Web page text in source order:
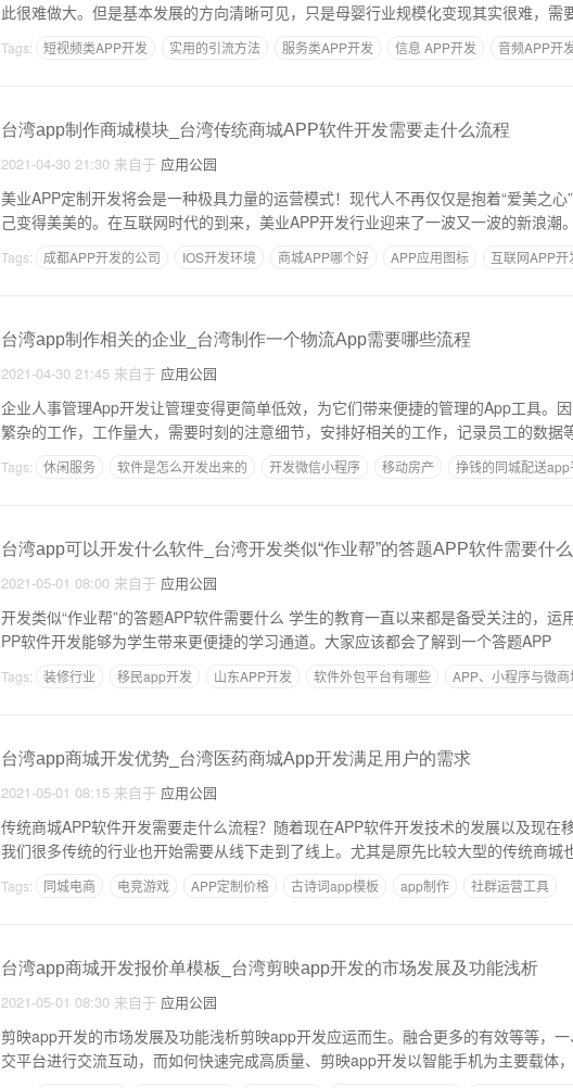
此很难做大。但是基本发展的方向清晰可见，只是母婴行业规模化变现其实很难，需
Tags: 短视频类APP开发 实用的引流方法 服务类APP开发 信息 APP开发 音频APP开
台湾app制作商城模块_台湾传统商城APP软件开发需要走什么流程
2021-04-30 21:30 来自于 应用公园
美业APP定制开发将会是一种极具力量的运营模式！现代人不再仅仅是抱着“爱美之心
己变得美美的。在互联网时代的到来，美业APP开发行业迎来了一波又一波的新浪潮
Tags: 成都APP开发的公司 IOS开发环境 商城APP哪个好 APP应用图标 互联网APP开
台湾app制作相关的企业_台湾制作一个物流App需要哪些流程
2021-04-30 21:45 来自于 应用公园
企业人事管理App开发让管理变得更简单低效，为它们带来便捷的管理的App工具。
繁杂的工作，工作量大，需要时刻的注意细节，安排好相关的工作，记录员工的数据
Tags: 休闲服务 软件是怎么开发出来的 开发微信小程序 移动房产 挣钱的同城配送app
台湾app可以开发什么软件_台湾开发类似“作业帮”的答题APP软件需要什么
2021-05-01 08:00 来自于 应用公园
开发类似“作业帮”的答题APP软件需要什么 学生的教育一直以来都是备受关注的，运用移动互联网时代下的答题A
PP软件开发能够为学生带来更便捷的学习通道。大家应该都会了解到一个答题APP
Tags: 装修行业 移民app开发 山东APP开发 软件外包平台有哪些 APP、小程序与微
台湾app商城开发优势_台湾医药商城App开发满足用户的需求
2021-05-01 08:15 来自于 应用公园
传统商城APP软件开发需要走什么流程？随着现在APP软件开发技术的发展以及现在
我们很多传统的行业也开始需要从线下走到了线上。尤其是原先比较大型的传统商城
Tags: 同城电商 电竞游戏 APP定制价格 古诗词app模板 app制作 社群运营工具
台湾app商城开发报价单模板_台湾剪映app开发的市场发展及功能浅析
2021-05-01 08:30 来自于 应用公园
剪映app开发的市场发展及功能浅析剪映app开发应运而生。融合更多的有效等等，
交平台进行交流互动，而如何快速完成高质量、剪映app开发以智能手机为主要载体